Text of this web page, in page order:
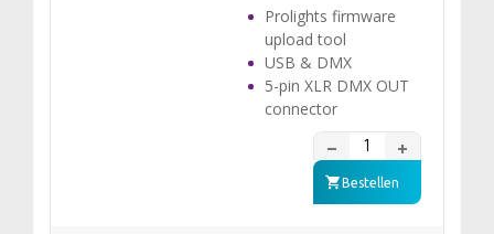
Prolights firmware
upload tool
USB & DMX
5-pin XLR DMX OUT
connector
Bestellen